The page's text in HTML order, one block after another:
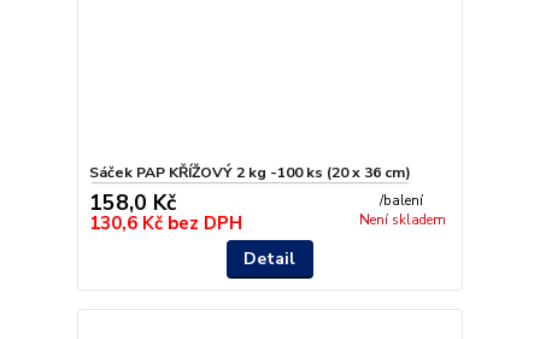
Sáček PAP KŘÍŽOVÝ 2 kg -100 ks (20 x 36 cm)
158,0 Kč /balení
130,6 Kč bez DPH Není skladem
Detail